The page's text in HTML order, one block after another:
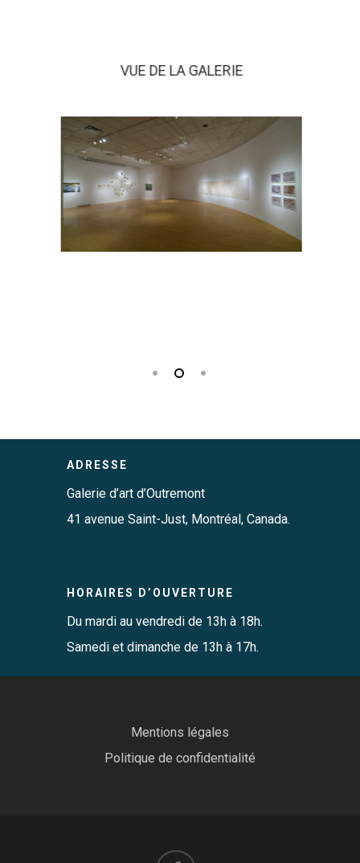
VUE DE LA GALERIE
ADRESSE
Galerie d’art d’Outremont
41 avenue Saint-Just, Montréal, Canada.
HORAIRES D’OUVERTURE
Du mardi au vendredi de 13h à 18h.
Samedi et dimanche de 13h à 17h.
Mentions légales
Politique de confidentialité